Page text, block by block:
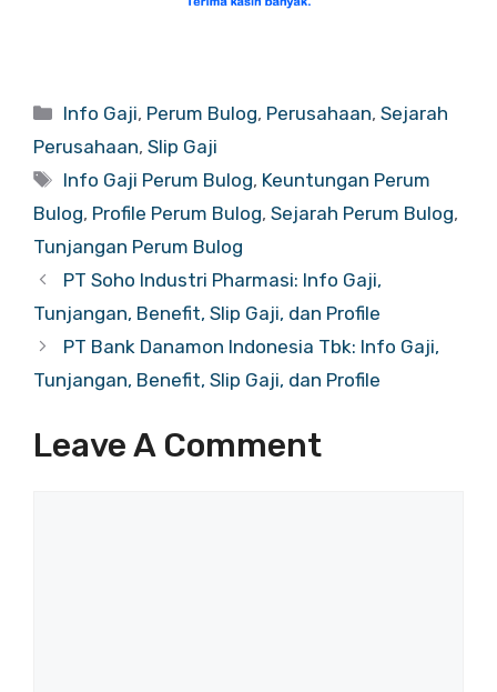
Categories
Info Gaji, Perum Bulog, Perusahaan,Sejarah
Perusahaan, Slip Gaji
Tags
Info Gaji Perum Bulog, Keuntungan Perum
Bulog, Profile Perum Bulog, Sejarah Perum Bulog,
Tunjangan Perum Bulog
PT Soho Industri Pharmasi: Info Gaji,
Tunjangan, Benefit, Slip Gaji, dan Profile
PT Bank Danamon Indonesia Tbk: Info Gaji,
Tunjangan, Benefit, Slip Gaji, dan Profile
Leave A Comment